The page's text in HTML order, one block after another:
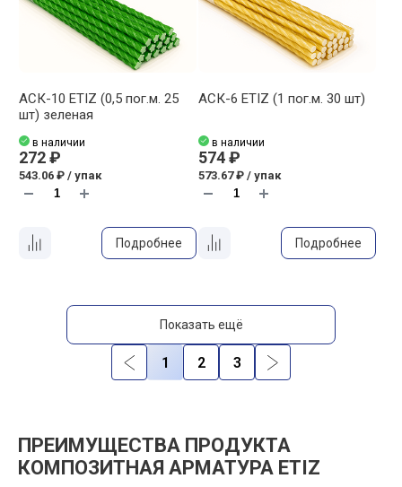
АСК-10 ETIZ (0,5 пог.м. 25
шт) зеленая
в наличии
272 ₽
543.06 ₽ / упак
Подробнее
АСК-6 ETIZ (1 пог.м. 30 шт)
в наличии
574 ₽
573.67 ₽ / упак
Подробнее
Показать ещё
1 2 3
ПРЕИМУЩЕСТВА ПРОДУКТА
КОМПОЗИТНАЯ АРМАТУРА ETIZ